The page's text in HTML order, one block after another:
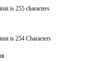
is 255 characters
is 254 Characters